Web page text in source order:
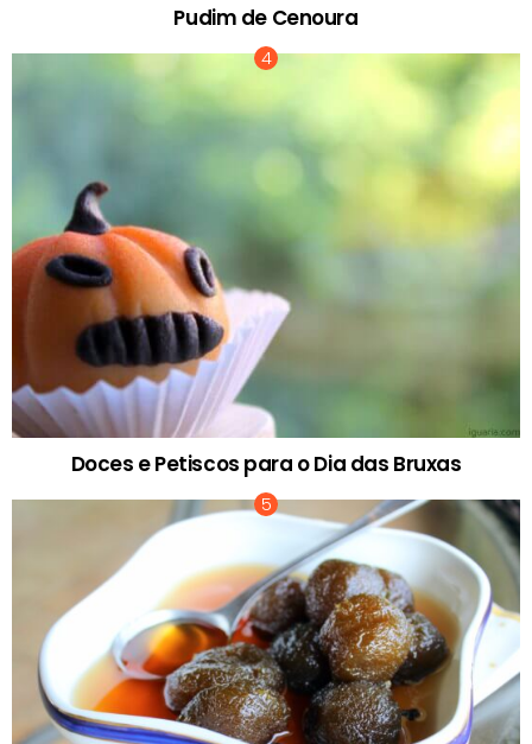
Pudim de Cenoura
Doces e Petiscos para o Dia das Bruxas